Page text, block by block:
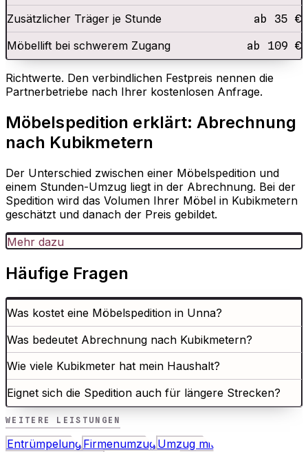
Zusätzlicher Träger je Stunde ab 35 €
Möbellift bei schwerem Zugang ab 109 €
Richtwerte. Den verbindlichen Festpreis nennen die
Partnerbetriebe nach Ihrer kostenlosen Anfrage.
Möbelspedition erklärt: Abrechnung
nach Kubikmetern
Der Unterschied zwischen einer Möbelspedition und
einem Stunden-Umzug liegt in der Abrechnung. Bei der
Spedition wird das Volumen Ihrer Möbel in Kubikmetern
geschätzt und danach der Preis gebildet.
Mehr dazu
Häufige Fragen
Was kostet eine Möbelspedition in Unna?
Was bedeutet Abrechnung nach Kubikmetern?
Wie viele Kubikmeter hat mein Haushalt?
Eignet sich die Spedition auch für längere Strecken?
WEITERE LEISTUNGEN
Entrümpelung Firmenumzug Umzug mit